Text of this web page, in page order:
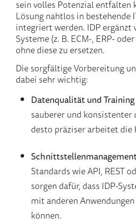
sein volles Potenzial entfalten
Lösung nahtlos in bestehende
integriert werden. IDP ergänzt
Systeme (z. B. ECM-, ERP-
ohne diese zu ersetzen.
Die sorgfältige Vorbereitung
dabei sehr wichtig:
Datenqualität und
sauberer und konsistenter
desto präziser arbeitet die
Standards wie API, REST
sorgen dafür, dass IDP-
mit anderen
können.